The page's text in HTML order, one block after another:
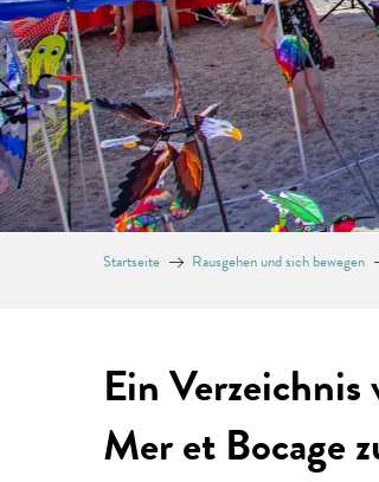
Startseite Rausgehen und sich bewegen
Ein
Mer et Bocage